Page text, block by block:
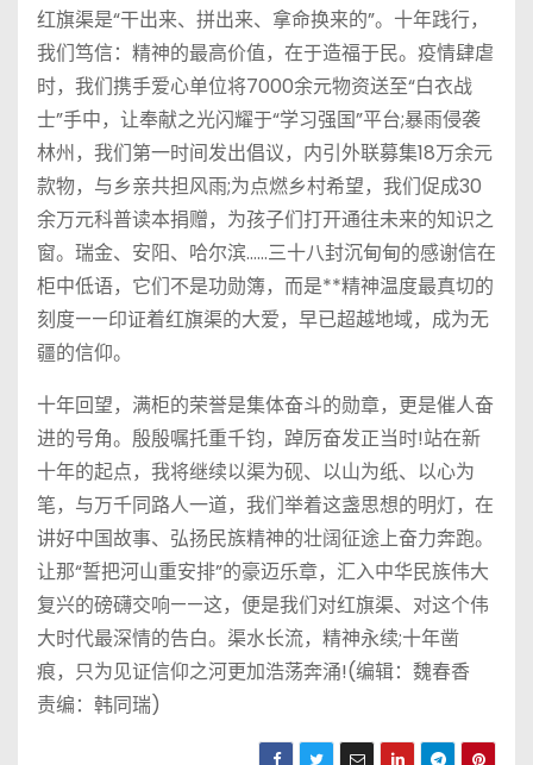
红旗渠是“干出来、拼出来、拿命换来的”。十年践行，
我们笃信：精神的最高价值，在于造福于民。疫情肆虐
时，我们携手爱心单位将7000余元物资送至“白衣战
士”手中，让奉献之光闪耀于“学习强国”平台;暴雨侵袭
林州，我们第一时间发出倡议，内引外联募集18万余元
款物，与乡亲共担风雨;为点燃乡村希望，我们促成30
余万元科普读本捐赠，为孩子们打开通往未来的知识之
窗。瑞金、安阳、哈尔滨……三十八封沉甸甸的感谢信在
柜中低语，它们不是功勋簿，而是**精神温度最真切的
刻度——印证着红旗渠的大爱，早已超越地域，成为无
疆的信仰。
十年回望，满柜的荣誉是集体奋斗的勋章，更是催人奋
进的号角。殷殷嘱托重千钧，踔厉奋发正当时!站在新
十年的起点，我将继续以渠为砚、以山为纸、以心为
笔，与万千同路人一道，我们举着这盏思想的明灯，在
讲好中国故事、弘扬民族精神的壮阔征途上奋力奔跑。
让那“誓把河山重安排”的豪迈乐章，汇入中华民族伟大
复兴的磅礴交响——这，便是我们对红旗渠、对这个伟
大时代最深情的告白。渠水长流，精神永续;十年凿
痕，只为见证信仰之河更加浩荡奔涌!(编辑：魏春香
责编：韩同瑞)